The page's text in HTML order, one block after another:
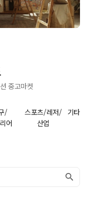
중고마켓
/
어
스포츠/레저/
산업
기타
검색